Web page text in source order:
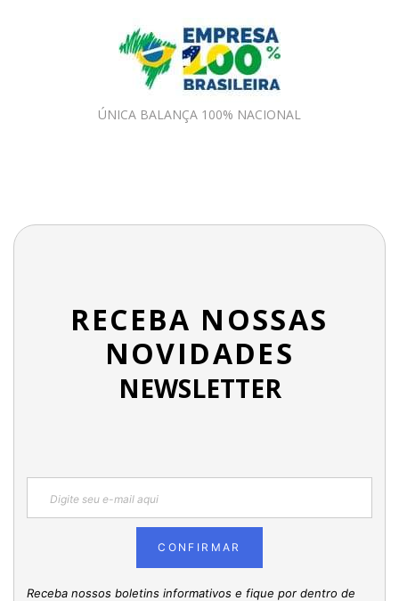
ÚNICA BALANÇA 100% NACIONAL
RECEBA NOSSAS
NOVIDADES
NEWSLETTER
CONFIRMAR
Receba nossos boletins informativos e fique por dentro de